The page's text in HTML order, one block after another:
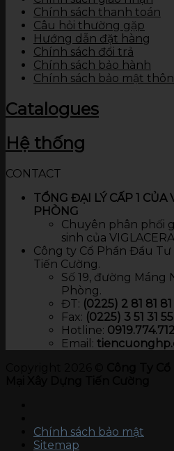
Chính sách thanh toán
Câu hỏi thường gặp
Hướng dẫn đặt hàng
Chính sách đổi trả
Chính sách bảo hành
Chính sách bảo mật
Catalogues
Hệ thống
CONTACT
TỔNG ĐẠI LÝ CẤP 1 CỦA
PHÒNG
Chuyên phân phối
sinh của
Công ty Cổ Phần Đầu
Tiến Cường.
Số 19, đường Máng
Phòng.
ĐT: (0225) 2 81 81
Fax: (0225) 3 51 31 55
Hotline:
Email:
Chính sách bảo mật
Sitemap